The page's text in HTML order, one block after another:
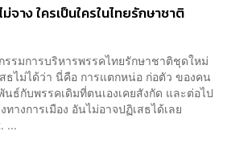
จาง ใครเป็นใครในไทยรักษาชาติ
รมการบริหารพรรคไทยรักษาชาติชุดใหม่
ธไม่ได้ว่า นี่คือ การแตกหน่อ ก่อตัว ของคน
ธ์กับพรรคเดิมที่ตนเองเคยสังกัด และต่อไป
างการเมือง อันไม่อาจปฏิเสธได้เลย
...